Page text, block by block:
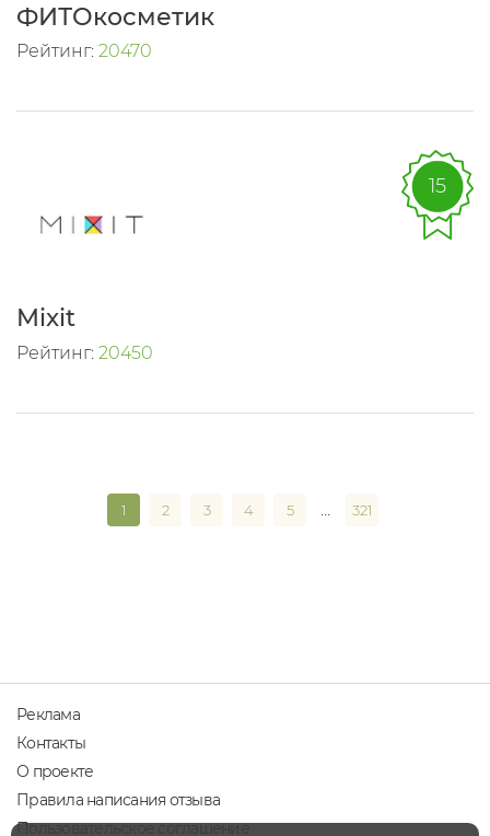
ФИТОкосметик
Рейтинг: 20470
Mixit
Рейтинг: 20450
15
1 2 3 4 5 321
Реклама
Контакты
О проекте
Правила написания отзыва
Пользовательское соглашение